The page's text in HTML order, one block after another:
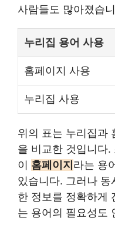
사람들도 많아졌습
누리집 용어 사용
홈페이지 사용
누리집 사용
위의 표는 누리집과
을 비교한 것입니다
이 홈페이지 라는 용
있습니다. 그러나
한 정보를 정확하게
는 용어의 필요성도